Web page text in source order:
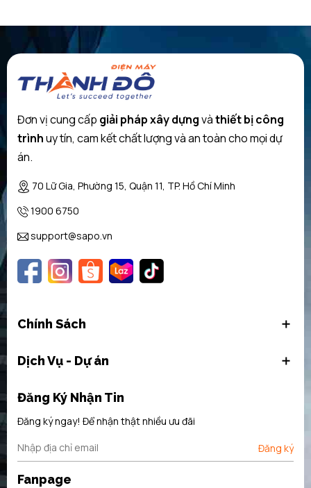
Đơn vị cung cấp giải pháp xây dựngvàthiết bị công
trìnhuy tín, cam kết chất lượng và an toàn cho mọi dự
án.
70 Lữ Gia, Phường 15, Quận 11, TP. Hồ Chí Minh
1900 6750
support@sapo.vn
Chính Sách
Dịch Vụ - Dự án
Đăng Ký Nhận Tin
Đăng ký ngay! Để nhận thật nhiều ưu đãi
Đăng ký
Fanpage